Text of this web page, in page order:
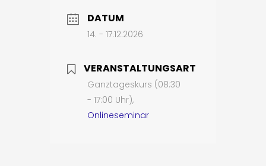
DATUM
14. - 17.12.2026
VERANSTALTUNGSART
Ganztageskurs (08:30
- 17:00 Uhr),
Onlineseminar